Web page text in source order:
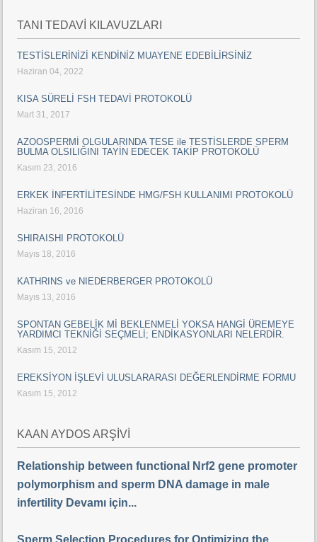
TANI TEDAVİ KILAVUZLARI
TESTİSLERİNİZİ KENDİNİZ MUAYENE EDEBİLİRSİNİZ
Haziran 04, 2022
KISA SÜRELİ FSH TEDAVİ PROTOKOLÜ
Mart 31, 2017
AZOOSPERMİ OLGULARINDA TESE ile TESTİSLERDE SPERM
BULMA OLSILIĞINI TAYİN EDECEK TAKİP PROTOKOLÜ
Kasım 23, 2016
ERKEK İNFERTİLİTESİNDE HMG/FSH KULLANIMI PROTOKOLÜ
Haziran 16, 2016
SHIRAISHI PROTOKOLÜ
Mayıs 18, 2016
KATHRINS ve NIEDERBERGER PROTOKOLÜ
Mayıs 13, 2016
SPONTAN GEBELİK Mİ BEKLENMELİ YOKSA HANGİ ÜREMEYE
YARDIMCI TEKNİĞİ SEÇMELİ; ENDİKASYONLARI NELERDİR.
Kasım 15, 2012
EREKSİYON İŞLEVİ ULUSLARARASI DEĞERLENDİRME FORMU
Kasım 15, 2012
KAAN AYDOS ARŞİVİ
Relationship between functional Nrf2 gene promoter
polymorphism and sperm DNA damage in male
infertility Devamı için...
Sperm Selection Procedures for Optimizing the